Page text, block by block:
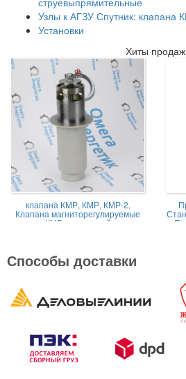
Узлы к АГЗУ Спутник: клапана
Установки
Хиты продаж
клапана КМР, КМР, КМР-2,
Клапана магниторегулируемые
КМР жидкостной
Способы доставки